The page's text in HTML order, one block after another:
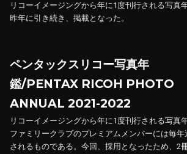
リコーイメージングから年に1度刊行される写真年
昨年に引き続き、掲載となった。
ペンタックスリコー写真年
鑑/PENTAX RICOH PHOTO
ANNUAL 2021-2022
リコーイメージングから年に1度刊行される写真年
ファミリークラブのプレミアムメンバーには毎年
されるものである。今回、採用となったため、2